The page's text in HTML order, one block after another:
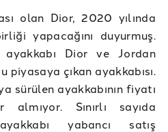
olan Dior, 2020 yılında
yapacağını duyurmuş.
ayakkabı Dior ve Jordan
piyasaya çıkan ayakkabısı.
sürülen ayakkabının fiyatı
almıyor. Sınırlı sayıda
yabancı satış